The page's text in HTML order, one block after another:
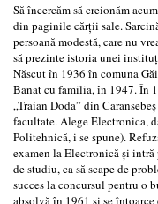
Să încercăm să creionăm
din paginile cărții sale.
persoană modestă, care nu
să prezinte istoria unei
Născut în 1936 în comuna
Banat cu familia, în 1947. În
„Traian Doda” din
facultate. Alege Electronica,
Politehnică, i se spune).
examen la Electronică și
de studiu, ca să scape de
succes la concursul pentru o
absolvă în 1961 și se